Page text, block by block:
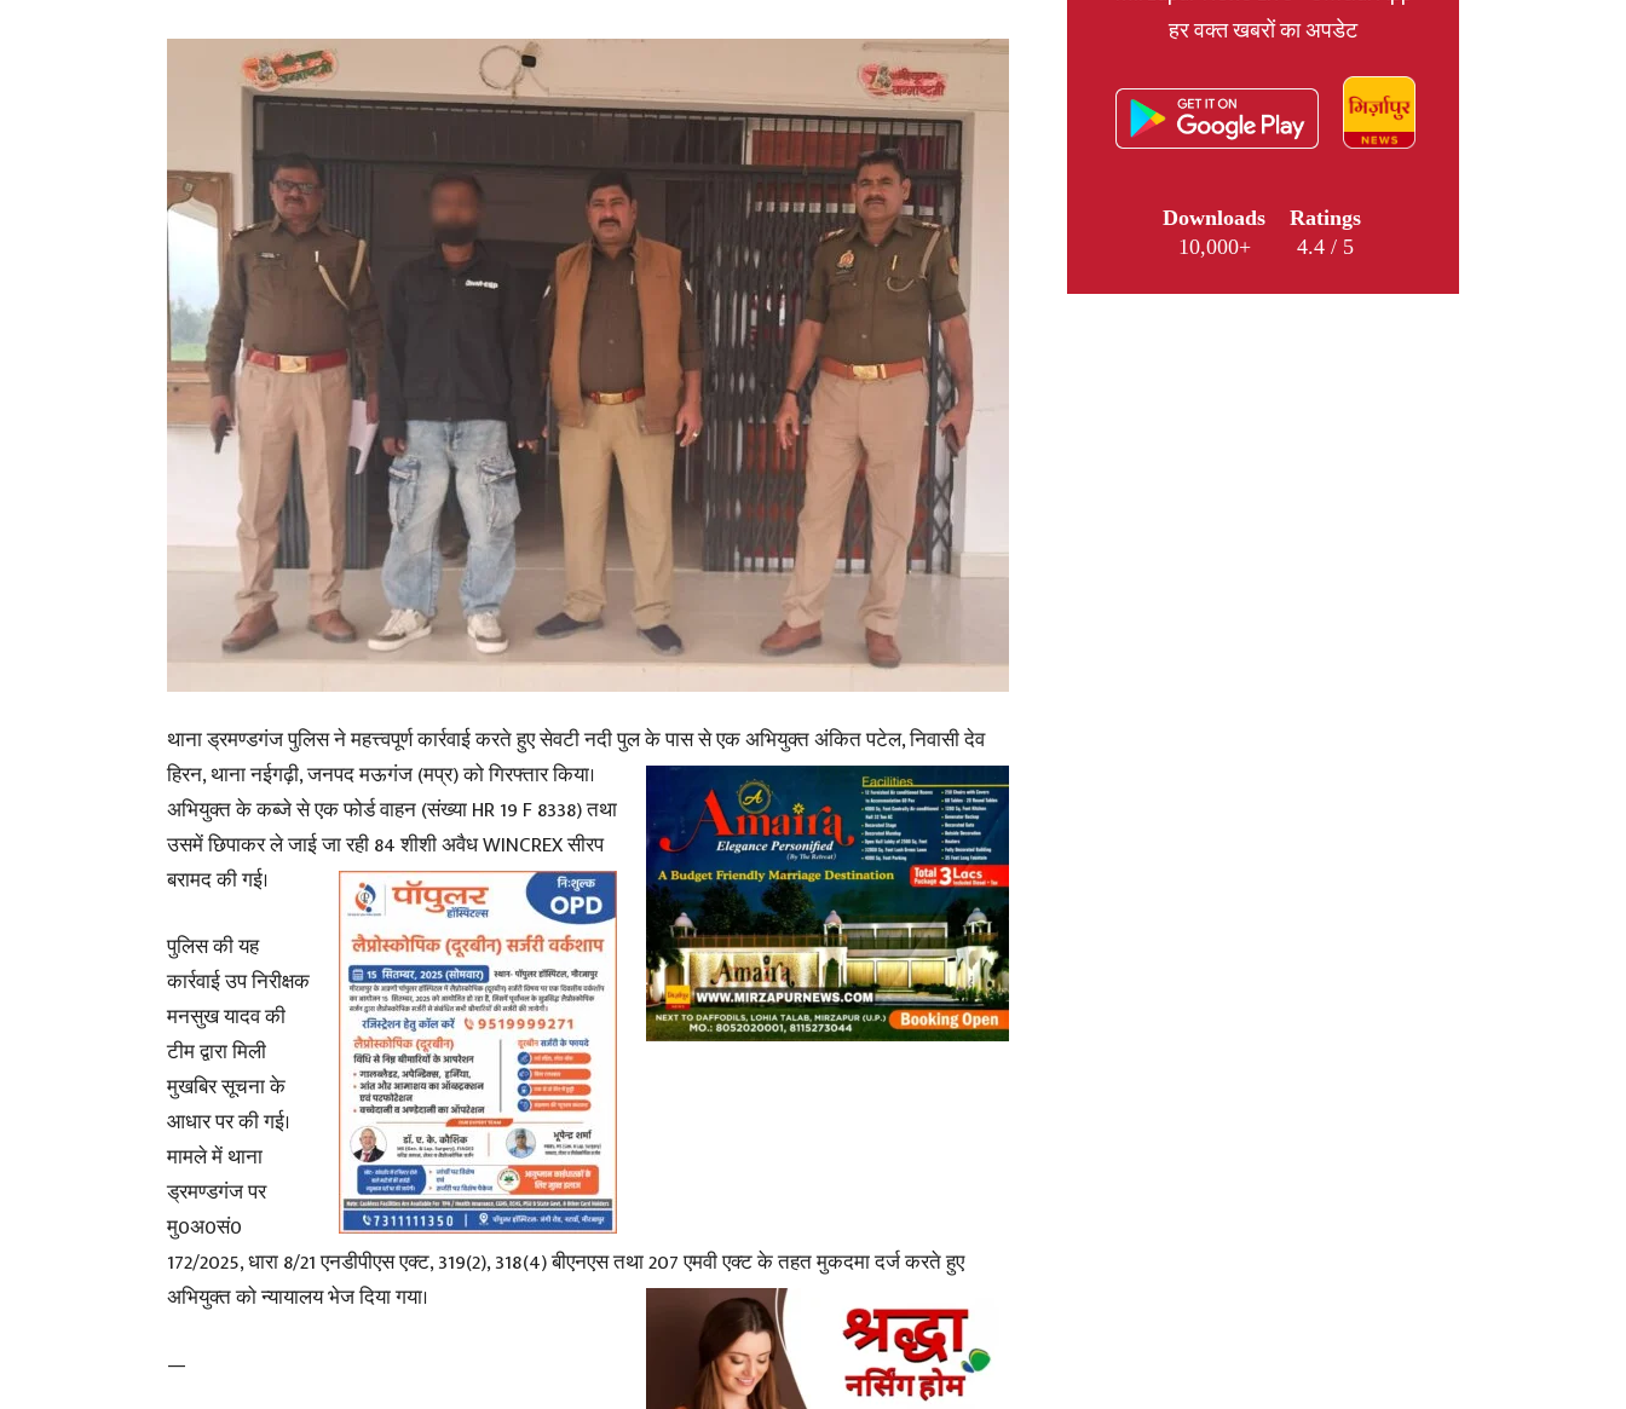
News,
Latest
News
in
Hindi,
Today
Paper
थाना ड्रमण्डगंज पुलिस ने महत्त्वपूर्ण कार्रवाई करते हुए सेवटी नदी पुल के पास से एक अभियुक्त अंकित पटेल, निवासी देव
हिरन, थाना नईगढ़ी, जनपद मऊगंज (मप्र) को गिरफ्तार किया।
अभियुक्त के कब्जे से एक फोर्ड वाहन (संख्या HR 19 F 8338) तथा
उसमें छिपाकर ले जाई जा रही 84 शीशी अवैध WINCREX सीरप
बरामद की गई।
पुलिस की यह
कार्रवाई उप निरीक्षक
मनसुख यादव की
टीम द्वारा मिली
मुखबिर सूचना के
आधार पर की गई।
मामले में थाना
ड्रमण्डगंज पर
मु0अ0सं0
172/2025, धारा 8/21 एनडीपीएस एक्ट, 319(2), 318(4) बीएनएस तथा 207 एमवी एक्ट के तहत मुकदमा दर्ज करते हुए
अभियुक्त को न्यायालय भेज दिया गया।
—
हर वक्त खबरों का अपडेट
Downloads
10,000+
Ratings
4.4 / 5